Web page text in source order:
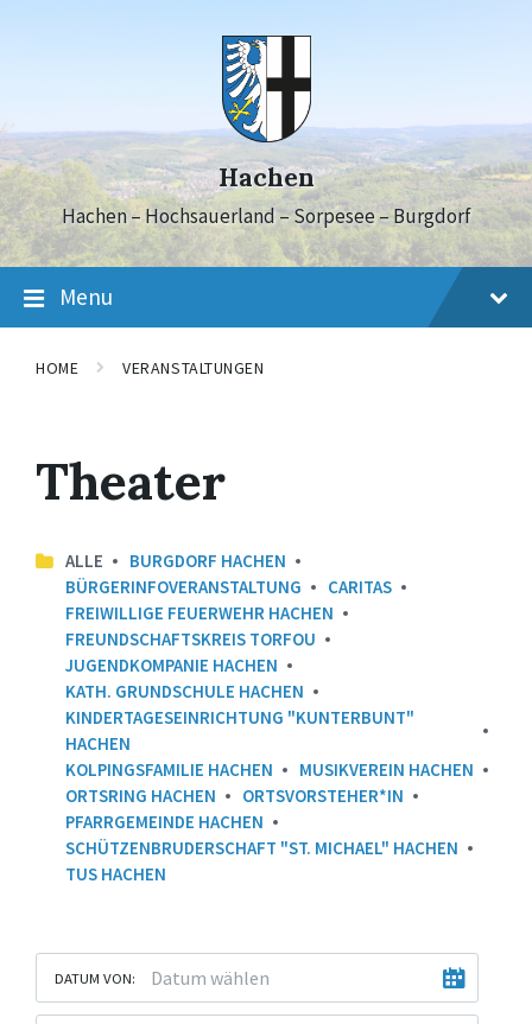
Hachen
Hachen – Hochsauerland – Sorpesee – Burgdorf
Menu
HOME VERANSTALTUNGEN
Theater
ALLE
BURGDORF HACHEN
BÜRGERINFOVERANSTALTUNG
CARITAS
FREIWILLIGE FEUERWEHR HACHEN
FREUNDSCHAFTSKREIS TORFOU
JUGENDKOMPANIE HACHEN
KATH. GRUNDSCHULE HACHEN
KINDERTAGESEINRICHTUNG "KUNTERBUNT"
HACHEN
KOLPINGSFAMILIE HACHEN
MUSIKVEREIN HACHEN
ORTSRING HACHEN
ORTSVORSTEHER*IN
PFARRGEMEINDE HACHEN
SCHÜTZENBRUDERSCHAFT "ST. MICHAEL" HACHEN
TUS HACHEN
DATUM VON: